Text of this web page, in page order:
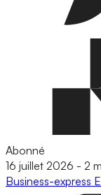
Abonné
16 juillet 2026 - 2
Business-express